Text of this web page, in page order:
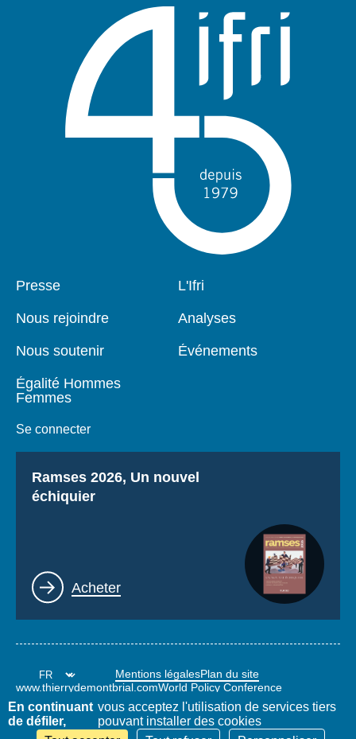
Pied
Presse
Nous rejoindre
Nous soutenir
Égalité Hommes
Femmes
Se connecter
Navigation
L'Ifri
Analyses
Événements
Titre
Ramses 2026, Un nouvel
échiquier
Lien
Acheter
Mentions légalesPlan du site
www.thierrydemontbrial.comWorld Policy Conference
Blog Politique étrangère
En continuant
de défiler,
vous acceptez l'utilisation de services tiers
pouvant installer des cookies